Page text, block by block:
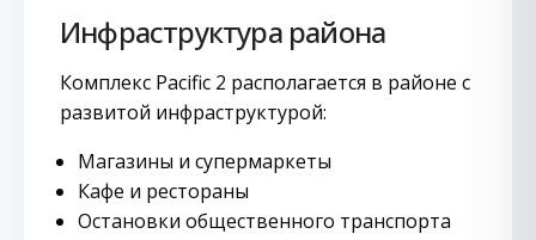
Инфраструктура района
Комплекс Pacific 2 располагается в районе с
развитой инфраструктурой:
Магазины и супермаркеты
Кафе и рестораны
Остановки общественного транспорта